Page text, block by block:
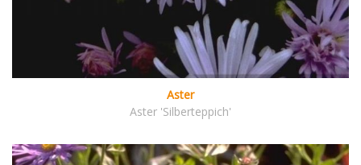
Aster
Aster 'Silberteppich'